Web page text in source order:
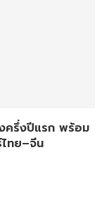
ครึ่งปีแรก พร้อม
ทย–จีน